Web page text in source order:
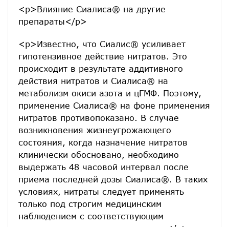
<p>Влияние Сиалиса® на другие
препараты</p>
<p>Известно, что Сиалис® усиливает
гипотензивное действие нитратов. Это
происходит в результате аддитивного
действия нитратов и Сиалиса® на
метаболизм окиси азота и цГМФ. Поэтому,
применение Сиалиса® на фоне применения
нитратов противопоказано. В случае
возникновения жизнеугрожающего
состояния, когда назначение нитратов
клинически обосновано, необходимо
выдержать 48 часовой интервал после
приема последней дозы Сиалиса®. В таких
условиях, нитраты следует применять
только под строгим медицинским
наблюдением с соответствующим